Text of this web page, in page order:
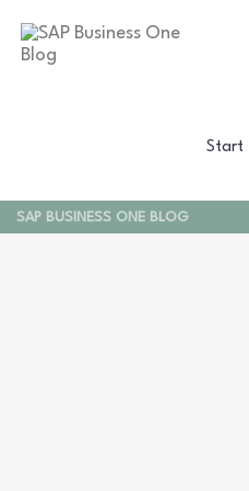
Start
SAP BUSINESS ONE BLOG